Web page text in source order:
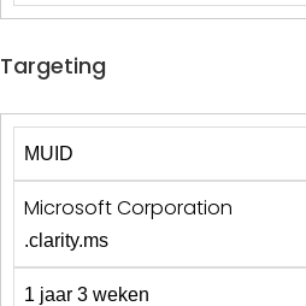
Targeting
MUID
Microsoft Corporation
.clarity.ms
1 jaar 3 weken